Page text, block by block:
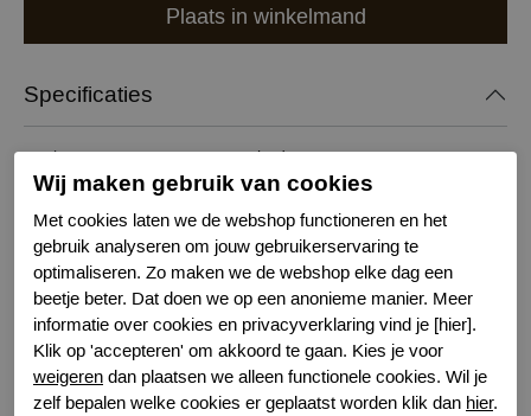
Plaats in winkelmand
Specificaties
Merk
Aubade
Serie naam
2D MAGNETIC SPELL
Leveranciercode
2D94
Bestelcode
634104053
Wasvoorschrift
handwas
Model
Hipster
Kenmerk
Katoenen kruisje
Wij maken gebruik van cookies
Met cookies laten we de webshop functioneren en het
gebruik analyseren om jouw gebruikerservaring te
optimaliseren. Zo maken we de webshop elke dag een
beetje beter. Dat doen we op een anonieme manier. Meer
informatie over cookies en privacyverklaring vind je [hier].
Klik op 'accepteren' om akkoord te gaan. Kies je voor
weigeren dan plaatsen we alleen functionele cookies. Wil je
zelf bepalen welke cookies er geplaatst worden klik dan hier.